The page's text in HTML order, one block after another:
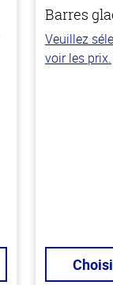
Barres
Veuillez
voir les prix.